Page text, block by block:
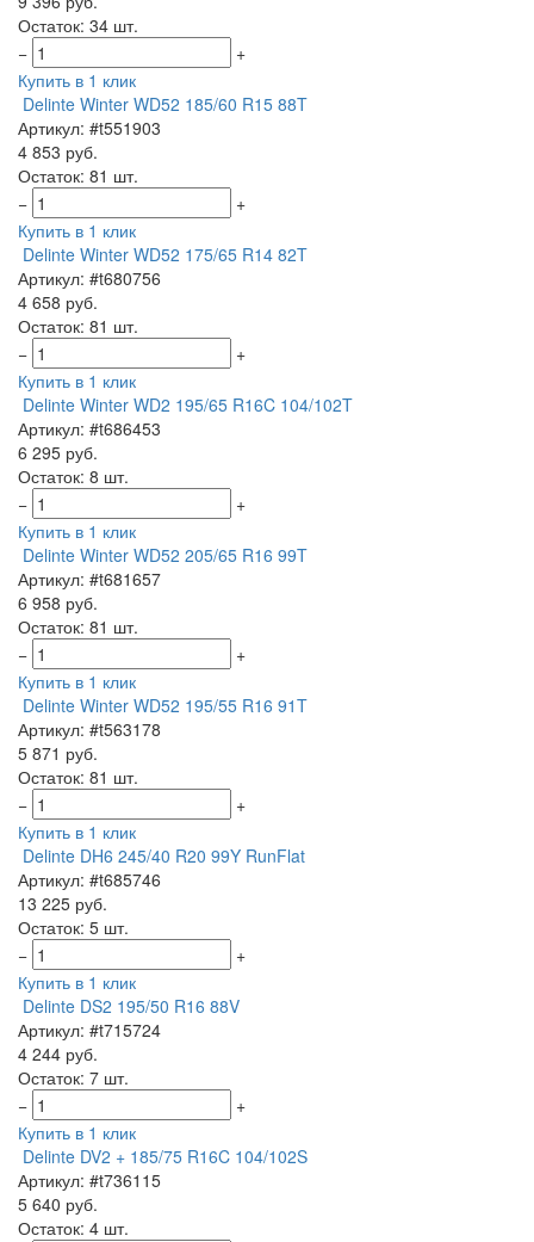
Остаток: 34 шт.
−
+
Купить в 1 клик
Delinte Winter WD52 185/60 R15 88T
Артикул: #t551903
4 853 руб.
Остаток: 81 шт.
−
+
Купить в 1 клик
Delinte Winter WD52 175/65 R14 82T
Артикул: #t680756
4 658 руб.
Остаток: 81 шт.
−
+
Купить в 1 клик
Delinte Winter WD2 195/65 R16C 104/102T
Артикул: #t686453
6 295 руб.
Остаток: 8 шт.
−
+
Купить в 1 клик
Delinte Winter WD52 205/65 R16 99T
Артикул: #t681657
6 958 руб.
Остаток: 81 шт.
−
+
Купить в 1 клик
Delinte Winter WD52 195/55 R16 91T
Артикул: #t563178
5 871 руб.
Остаток: 81 шт.
−
+
Купить в 1 клик
Delinte DH6 245/40 R20 99Y RunFlat
Артикул: #t685746
13 225 руб.
Остаток: 5 шт.
−
+
Купить в 1 клик
Delinte DS2 195/50 R16 88V
Артикул: #t715724
4 244 руб.
Остаток: 7 шт.
−
+
Купить в 1 клик
Delinte DV2 + 185/75 R16C 104/102S
Артикул: #t736115
5 640 руб.
Остаток: 4 шт.